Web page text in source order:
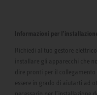
Informazioni per
Richiedi al tuo gestore
installare gli apparecchi che
dire pronti per il collegamento
essere in grado di aiutarti ad